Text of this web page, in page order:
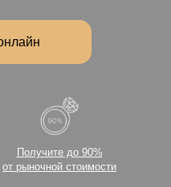
Получите до 90%
от рыночной стоимости